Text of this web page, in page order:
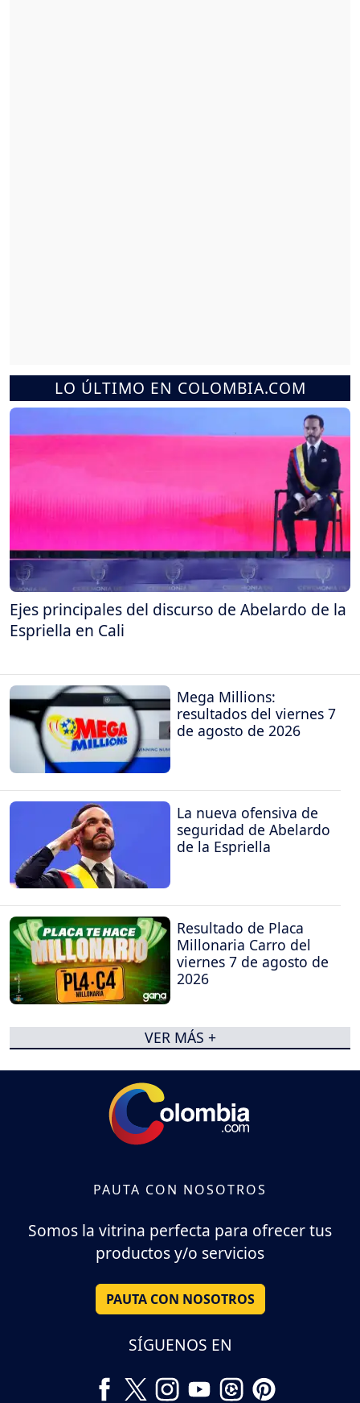
LO ÚLTIMO EN COLOMBIA.COM
Ejes principales del discurso de Abelardo de la
Espriella en Cali
Mega Millions:
resultados del viernes 7
de agosto de 2026
La nueva ofensiva de
seguridad de Abelardo
de la Espriella
Resultado de Placa
Millonaria Carro del
viernes 7 de agosto de
2026
VER MÁS +
PAUTA CON NOSOTROS
Somos la vitrina perfecta para ofrecer tus
productos y/o servicios
PAUTA CON NOSOTROS
SÍGUENOS EN